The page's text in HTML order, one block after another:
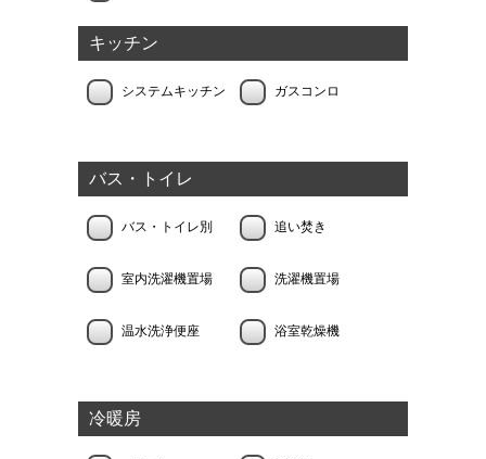
キッチン
システムキッチン ガスコンロ
バス・トイレ
バス・トイレ別 追い焚き
室内洗濯機置場 洗濯機置場
温水洗浄便座 浴室乾燥機
冷暖房